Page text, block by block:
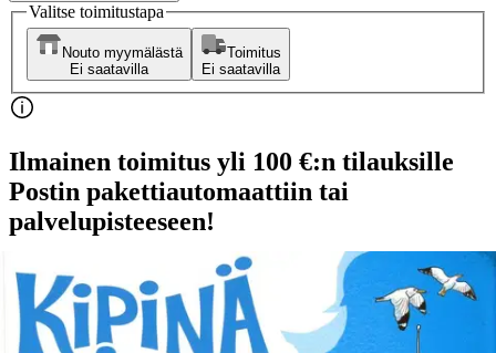
Valitse toimitustapa
Nouto myymälästä
Ei saatavilla
Toimitus
Ei saatavilla
Ilmainen toimitus yli 100 €:n tilauksille
Postin pakettiautomaattiin tai
palvelupisteeseen!
Etu ei koske Suuri‑lisäpalvelulla toimitettavia tuotteita.